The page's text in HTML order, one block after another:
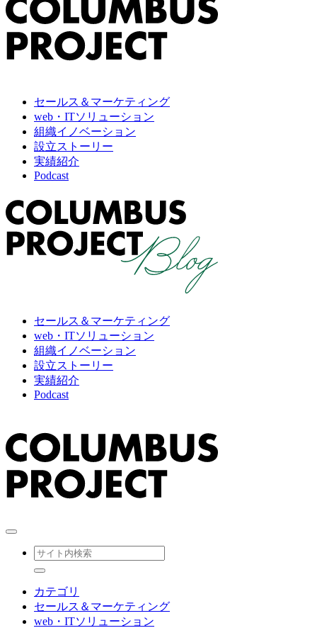
セールス＆マーケティング
web・ITソリューション
組織イノベーション
設立ストーリー
実績紹介
Podcast
セールス＆マーケティング
web・ITソリューション
組織イノベーション
設立ストーリー
実績紹介
Podcast
カテゴリ
セールス＆マーケティング
web・ITソリューション